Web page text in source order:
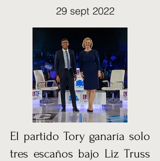
29 sept 2022
El partido Tory ganaría solo
tres escaños bajo Liz Truss